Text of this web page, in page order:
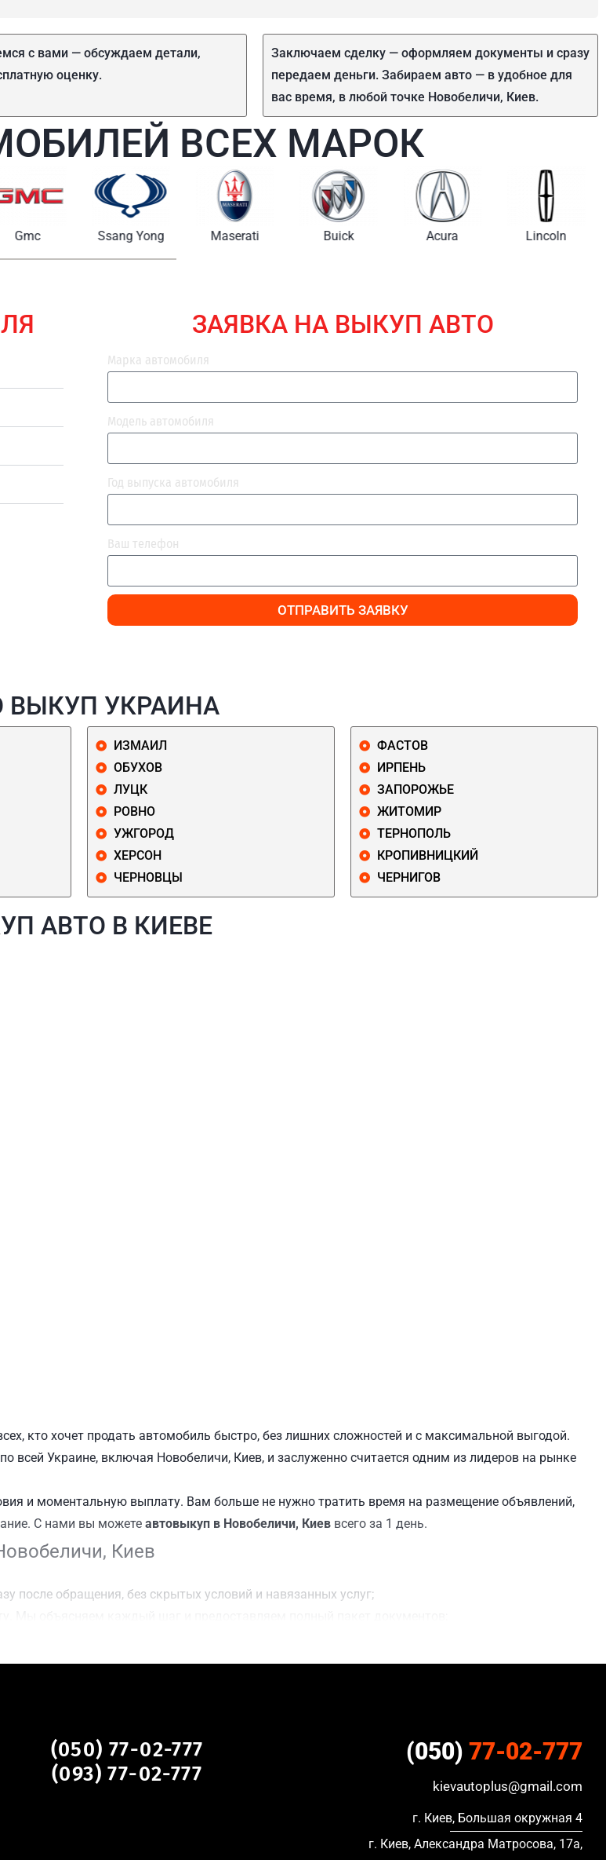
с вами — обсуждаем детали,
оценку.
Заключаем сделку — оформляем документы и сразу
передаем деньги. Забираем авто — в удобное для
вас время, в любой точке Новобеличи, Киев.
ВСЕХ МАРОК
Gmc Ssang Yong Maserati Buick Acura Lincoln
ЗАЯВКА НА ВЫКУП АВТО
Марка автомобиля
Модель автомобиля
Год выпуска автомобиля
Ваш телефон
ОТПРАВИТЬ ЗАЯВКУ
ВЫКУП УКРАИНА
ИЗМАИЛ
ОБУХОВ
ЛУЦК
РОВНО
УЖГОРОД
ХЕРСОН
ЧЕРНОВЦЫ
ФАСТОВ
ИРПЕНЬ
ЗАПОРОЖЬЕ
ЖИТОМИР
ТЕРНОПОЛЬ
КРОПИВНИЦКИЙ
ЧЕРНИГОВ
АВТО В КИЕВЕ
кто хочет продать автомобиль быстро, без лишних сложностей и с максимальной выгодой.
всей Украине, включая Новобеличи, Киев, и заслуженно считается одним из лидеров на рынке
и моментальную выплату. Вам больше не нужно тратить время на размещение объявлений,
С нами вы можете автовыкуп в Новобеличи, Киев всего за 1 день.
Киев
после обращения, без скрытых условий и навязанных услуг;
после аварии или с пробегом;
нецелесообразно;
(050) 77-02-777
(093) 77-02-777
(050) 77-02-777
kievautoplus@gmail.com
г. Киев, Большая окружная 4
г. Киев, Александра Матросова, 17а,